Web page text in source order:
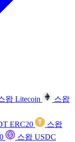
왑 Litecoin
스왑
ERC20
스왑
스왑 USDC